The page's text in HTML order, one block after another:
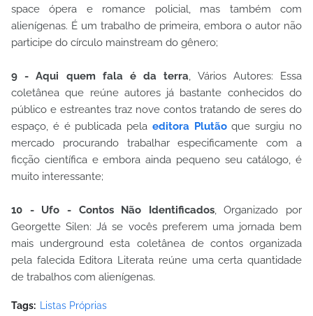
space ópera e romance policial, mas também com
alienígenas. É um trabalho de primeira, embora o autor não
participe do círculo mainstream do gênero;
9 - Aqui quem fala é da terra, Vários Autores: Essa
coletânea que reúne autores já bastante conhecidos do
público e estreantes traz nove contos tratando de seres do
espaço, é é publicada pela editora Plutãoque surgiu no
mercado procurando trabalhar especificamente com a
ficção científica e embora ainda pequeno seu catálogo, é
muito interessante;
10 - Ufo - Contos Não Identificados, Organizado por
Georgette Silen: Já se vocês preferem uma jornada bem
mais underground esta coletânea de contos organizada
pela falecida Editora Literata reúne uma certa quantidade
de trabalhos com alienígenas.
Tags: Listas Próprias